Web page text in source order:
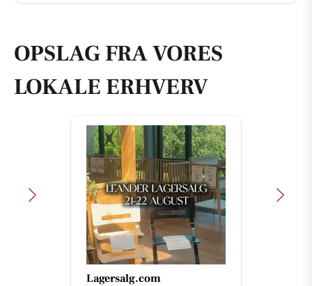
OPSLAG FRA VORES
LOKALE ERHVERV
Lagersalg.com